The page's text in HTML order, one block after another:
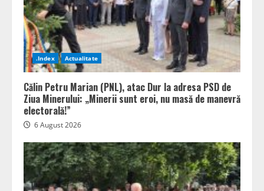
.Index Actualitate
Călin Petru Marian (PNL), atac Dur la adresa PSD de
Ziua Minerului: „Minerii sunt eroi, nu masă de manevră
electorală!”
6 August 2026